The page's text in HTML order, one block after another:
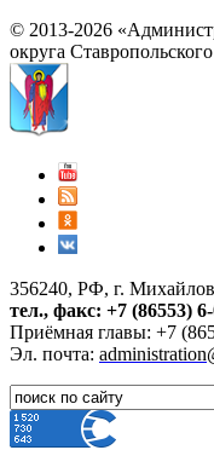
© 2013-2026
округа
356240, РФ, г.
тел., факс: +7 (86553)
Приёмная главы: +7
Эл. почта: